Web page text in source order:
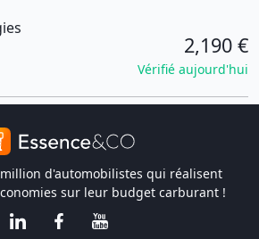
2,190 €
Vérifié aujourd'hui
d'automobilistes qui réalisent
sur leur budget carburant !